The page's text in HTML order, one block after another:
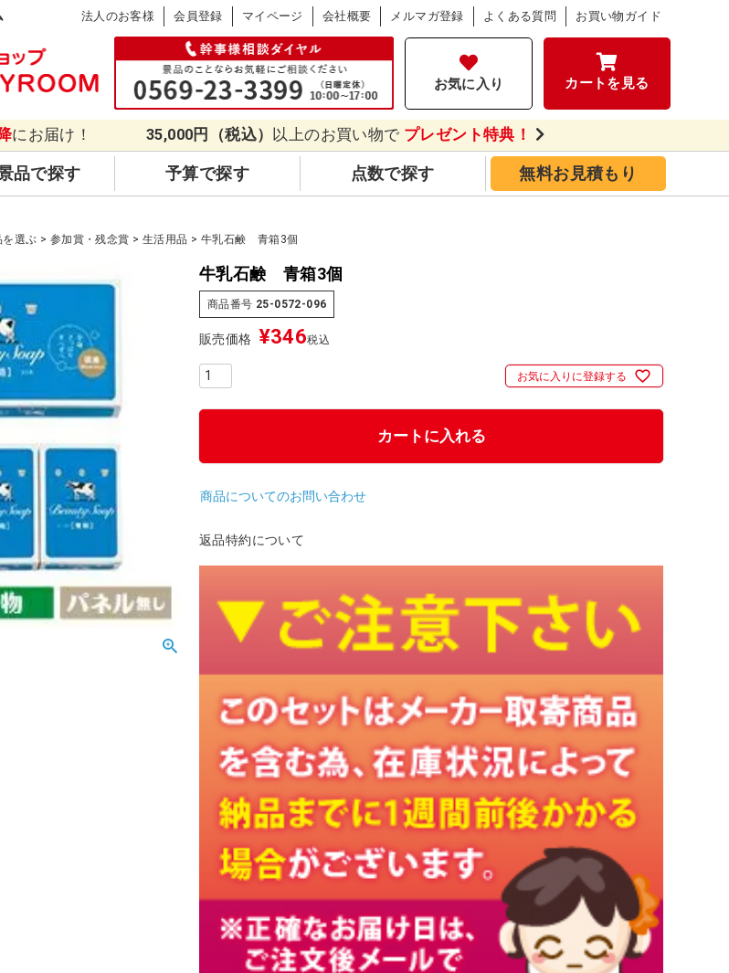
法人のお客様 会員登録 マイページ 会社概要 メルマガ登録 よくある質問 お買い物ガイド
お気に入り カートを見る
にお届け！ 35,000円（税込） 以上のお買い物で プレゼント特典！
品で探す 予算で探す 点数で探す 無料お見積もり
選ぶ 参加賞・残念賞 生活用品 牛乳石鹸 青箱3個
牛乳石鹸 青箱3個
商品番号 25-0572-096
販売価格 ¥346税込
お気に入りに登録する
カートに入れる
商品についてのお問い合わせ
返品特約について